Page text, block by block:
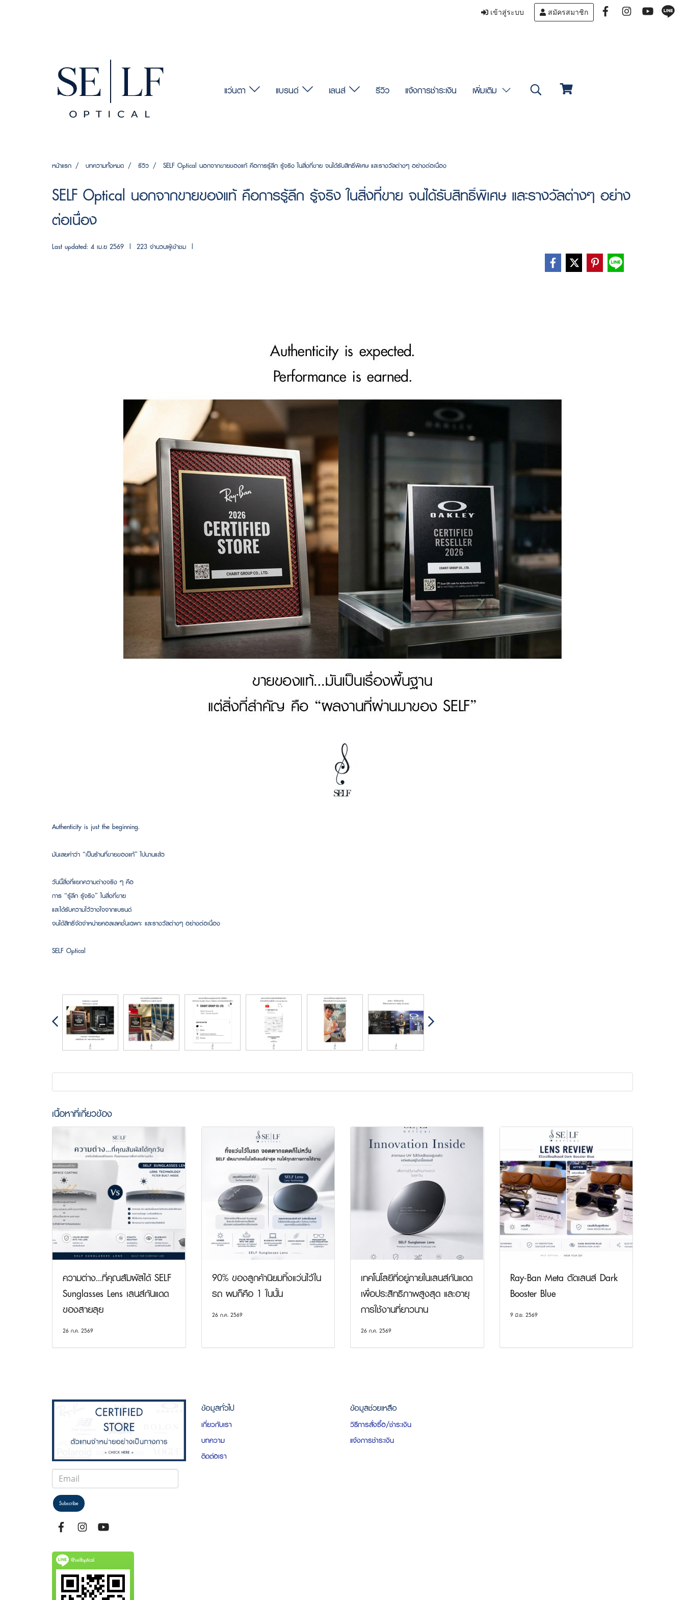
เข้าสู่ระบบ สมัครสมาชิก
แว่นตา แบรนด์ เลนส์ รีวิว แจ้งการชำระเงิน เพิ่มเติม
หน้าแรก บทความทั้งหมด รีวิว SELF Optical นอกจากขายของแท้ คือการรู้ลึก รู้จริง ในสิ่งที่ขาย จนได้รับสิทธิ์พิเศษ และรางวัลต่างๆ อย่างต่อเนื่อง
SELF Optical นอกจากขายของแท้ คือการรู้ลึก รู้จริง ในสิ่งที่ขาย จนได้รับสิทธิ์พิเศษ และรางวัลต่างๆ อย่าง
ต่อเนื่อง
Last updated: 4 เม.ย 2569 | 223 จำนวนผู้เข้าชม |
Authenticity is just the beginning.
มันเลยคำว่า “เป็นร้านที่ขายของแท้” ไปนานแล้ว
วันนี้สิ่งที่แยกความต่างจริง ๆ คือ
การ “รู้ลึก รู้จริง” ในสิ่งที่ขาย
และได้รับความไว้วางใจจากแบรนด์
จนได้สิทธิ์จัดจำหน่ายคอลเลคชั่นเฉพาะ และรางวัลต่างๆ อย่างต่อเนื่อง
SELF Optical
เนื้อหาที่เกี่ยวข้อง
ความต่าง...ที่คุณสัมผัสได้ SELF
Sunglasses Lens เลนส์กันแดด
ของสายลุย
26 ก.ค. 2569
90% ของลูกค้านิยมทิ้งแว่นไว้ใน
รถ ผมก็คือ 1 ในนั้น
26 ก.ค. 2569
เทคโนโลยีที่อยู่ภายในเลนส์กันแดด
เพื่อประสิทธิภาพสูงสุด และอายุ
การใช้งานที่ยาวนาน
26 ก.ค. 2569
Ray-Ban Meta ตัดเลนส์ Dark
Booster Blue
9 มิ.ย. 2569
Subscribe
@selfoptical
ข้อมูลทั่วไป
เกี่ยวกับเรา
บทความ
ติดต่อเรา
ข้อมูลช่วยเหลือ
วิธีการสั่งซื้อ/ชำระเงิน
แจ้งการชำระเงิน